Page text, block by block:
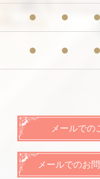
メールでの
メールでのお